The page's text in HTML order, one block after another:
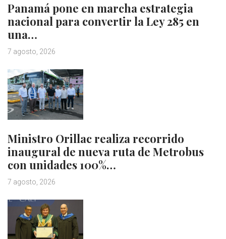
Panamá pone en marcha estrategia
nacional para convertir la Ley 285 en
una…
7 agosto, 2026
Ministro Orillac realiza recorrido
inaugural de nueva ruta de Metrobus
con unidades 100%…
7 agosto, 2026